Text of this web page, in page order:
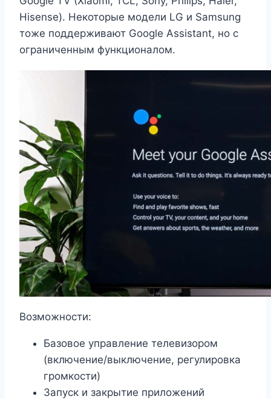
Hisense). Некоторые модели LG и Samsung
тоже поддерживают Google Assistant, но с
ограниченным функционалом.
Возможности:
Базовое управление телевизором
(включение/выключение, регулировка
громкости)
Запуск и закрытие приложений